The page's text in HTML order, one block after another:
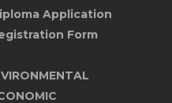
Application
Form